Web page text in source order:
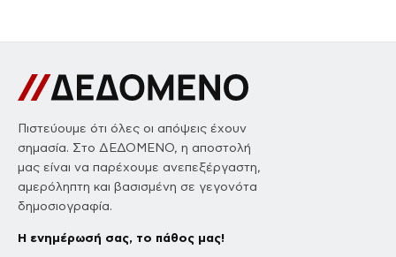
Πιστεύουμε ότι όλες οι απόψεις έχουν
σημασία. Στο ΔΕΔΟΜΕΝΟ, η αποστολή
μας είναι να παρέχουμε ανεπεξέργαστη,
αμερόληπτη και βασισμένη σε γεγονότα
δημοσιογραφία.
Η ενημέρωσή σας, το πάθος μας!